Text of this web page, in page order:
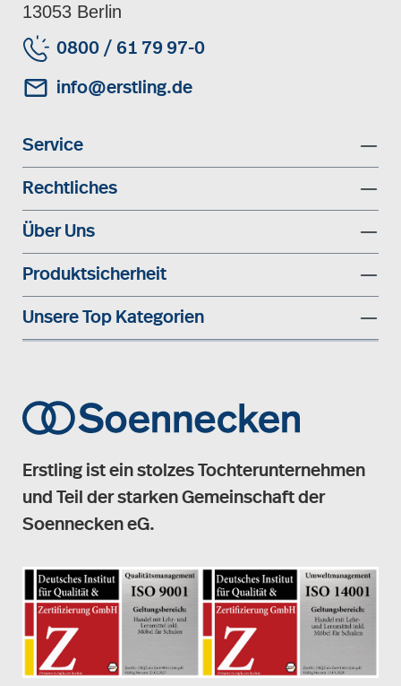
13053 Berlin
0800 / 61 79 97-0
info@erstling.de
Service
Rechtliches
Über Uns
Produktsicherheit
Unsere Top Kategorien
Erstling ist ein stolzes Tochterunternehmen
und Teil der starken Gemeinschaft der
Soennecken eG.